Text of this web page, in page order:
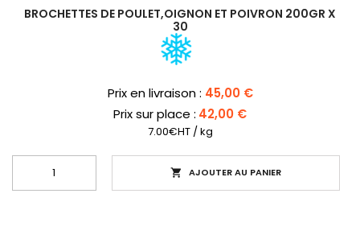
BROCHETTES DE POULET,OIGNON ET POIVRON 200GR X
30
Prix
Prix en livraison : 45,00 €
Prix sur place : 42,00 €
7.00€HT / kg
 AJOUTER AU PANIER